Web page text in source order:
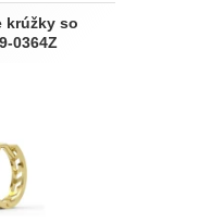
krúžky so
0364Z